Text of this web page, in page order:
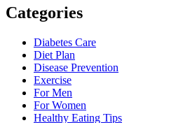
Categories
Diabetes Care
Diet Plan
Disease Prevention
Exercise
For Men
For Women
Healthy Eating Tips